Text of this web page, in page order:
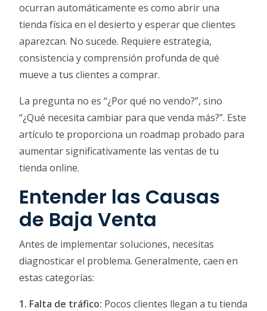
ocurran automáticamente es como abrir una
tienda física en el desierto y esperar que clientes
aparezcan. No sucede. Requiere estrategia,
consistencia y comprensión profunda de qué
mueve a tus clientes a comprar.
La pregunta no es “¿Por qué no vendo?”, sino
“¿Qué necesita cambiar para que venda más?”. Este
artículo te proporciona un roadmap probado para
aumentar significativamente las ventas de tu
tienda online.
Entender las Causas
de Baja Venta
Antes de implementar soluciones, necesitas
diagnosticar el problema. Generalmente, caen en
estas categorías:
1. Falta de tráfico: Pocos clientes llegan a tu tienda